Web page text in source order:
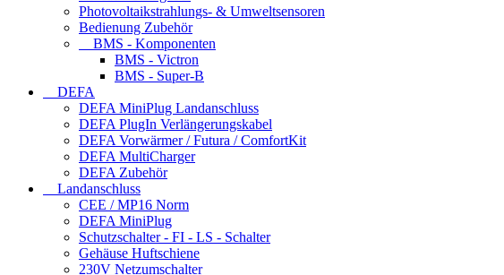
Photovoltaikstrahlungs- & Umweltsensoren
Bedienung Zubehör
BMS - Komponenten
BMS - Victron
BMS - Super-B
DEFA
DEFA MiniPlug Landanschluss
DEFA PlugIn Verlängerungskabel
DEFA Vorwärmer / Futura / ComfortKit
DEFA MultiCharger
DEFA Zubehör
Landanschluss
CEE / MP16 Norm
DEFA MiniPlug
Schutzschalter - FI - LS - Schalter
Gehäuse Huftschiene
230V Netzumschalter